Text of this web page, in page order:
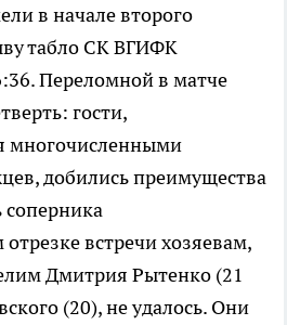
в начале второго
табло СК ВГИФК
Переломной в матче
гости,
многочисленными
добились преимущества
соперника
встречи хозяевам,
Дмитрия Рытенко (21
(20), не удалось. Они